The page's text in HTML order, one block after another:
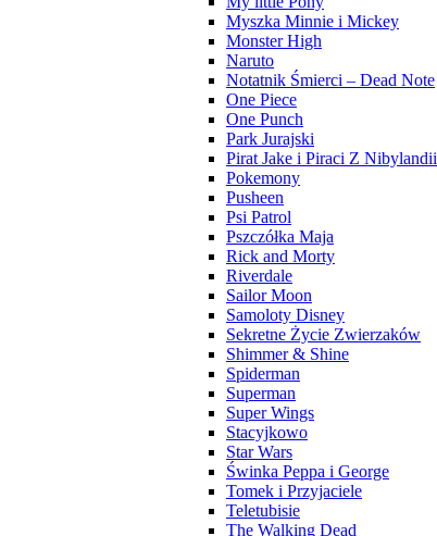
Myszka Minnie i Mickey
Monster High
Naruto
Notatnik Śmierci – Dead Note
One Piece
One Punch
Park Jurajski
Pirat Jake i Piraci Z Nibylandii
Pokemony
Pusheen
Psi Patrol
Pszczółka Maja
Rick and Morty
Riverdale
Sailor Moon
Samoloty Disney
Sekretne Życie Zwierzaków
Shimmer & Shine
Spiderman
Superman
Super Wings
Stacyjkowo
Star Wars
Świnka Peppa i George
Tomek i Przyjaciele
Teletubisie
The Walking Dead